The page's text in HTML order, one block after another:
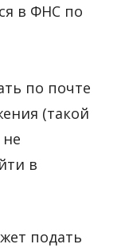
в ФНС по
по почте
(такой
в
подать